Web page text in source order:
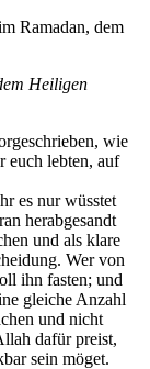
Ramadan, dem
Heiligen
wie
euch lebten, auf
es nur wüsstet
herabgesandt
und als klare
Wer von
ihn fasten; und
gleiche Anzahl
und nicht
dafür preist,
sein möget.